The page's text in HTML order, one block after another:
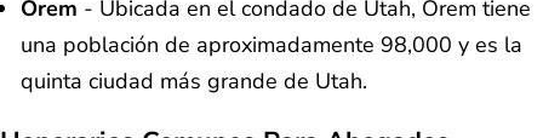
Orem - Ubicada en el condado de Utah, Orem tiene
una población de aproximadamente 98,000 y es la
quinta ciudad más grande de Utah.